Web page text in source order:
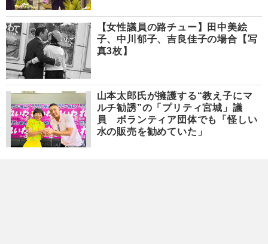
【女性議員の路チュー】田中美絵
子、中川郁子、吉良佳子の場合【写
真3枚】
山本太郎氏が擁護する“教え子にマ
ルチ勧誘”の「プリティ宮城」議
員 ボランティア団体でも「怪しい
水の販売を勧めていた」